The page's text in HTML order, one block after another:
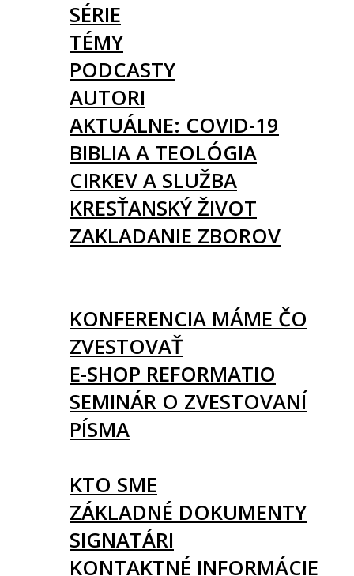
SÉRIE
TÉMY
PODCASTY
AUTORI
AKTUÁLNE: COVID-19
BIBLIA A TEOLÓGIA
CIRKEV A SLUŽBA
KRESŤANSKÝ ŽIVOT
ZAKLADANIE ZBOROV
KONFERENCIA MÁME ČO
ZVESTOVAŤ
E-SHOP REFORMATIO
SEMINÁR O ZVESTOVANÍ
PÍSMA
KTO SME
ZÁKLADNÉ DOKUMENTY
SIGNATÁRI
KONTAKTNÉ INFORMÁCIE